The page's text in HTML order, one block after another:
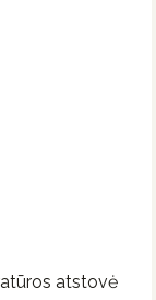
atstovė